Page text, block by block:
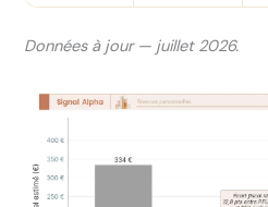
Données à jour — juillet 2026.